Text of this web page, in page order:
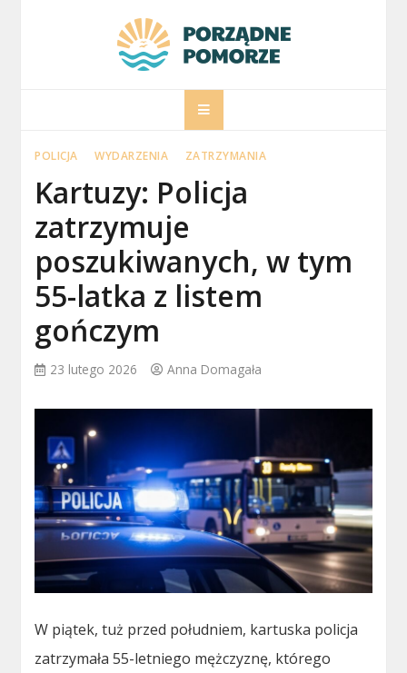
Informacje na temat Pomorza
POLICJA WYDARZENIA ZATRZYMANIA
Kartuzy: Policja
zatrzymuje
poszukiwanych, w tym
55-latka z listem
gończym
23 lutego 2026 Anna Domagała
W piątek, tuż przed południem, kartuska policja
zatrzymała 55-letniego mężczyznę, którego